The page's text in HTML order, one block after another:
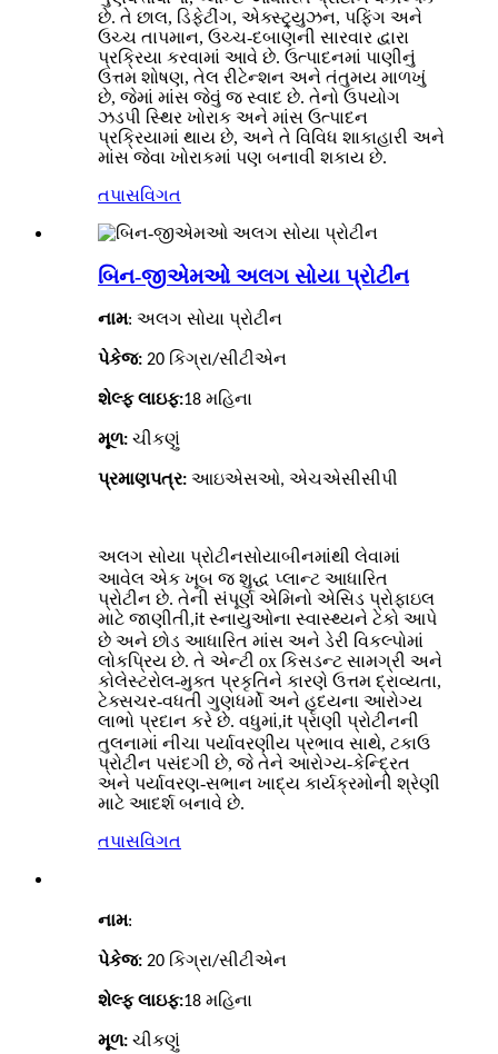
છે. તે છાલ, ડિફેટીંગ, એક્સ્ટ્ર્યુઝન, પફિંગ અને
ઉચ્ચ તાપમાન, ઉચ્ચ-દબાણની સારવાર દ્વારા
પ્રક્રિયા કરવામાં આવે છે. ઉત્પાદનમાં પાણીનું
ઉત્તમ શોષણ, તેલ રીટેન્શન અને તંતુમય માળખું
છે, જેમાં માંસ જેવું જ સ્વાદ છે. તેનો ઉપયોગ
ઝડપી સ્થિર ખોરાક અને માંસ ઉત્પાદન
પ્રક્રિયામાં થાય છે, અને તે વિવિધ શાકાહારી અને
માંસ જેવા ખોરાકમાં પણ બનાવી શકાય છે.
તપાસવિગત
બિન-જીએમઓ અલગ સોયા પ્રોટીન
નામ: અલગ સોયા પ્રોટીન
પેકેજ: 20 કિગ્રા/સીટીએન
શેલ્ફ લાઇફ:18 મહિના
મૂળ: ચીકણું
પ્રમાણપત્ર: આઇએસઓ, એચએસીસીપી
અલગ સોયા પ્રોટીનસોયાબીનમાંથી લેવામાં
આવેલ એક ખૂબ જ શુદ્ધ પ્લાન્ટ આધારિત
પ્રોટીન છે. તેની સંપૂર્ણ એમિનો એસિડ પ્રોફાઇલ
માટે જાણીતી,it સ્નાયુઓના સ્વાસ્થ્યને ટેકો આપે
છે અને છોડ આધારિત માંસ અને ડેરી વિકલ્પોમાં
લોકપ્રિય છે. તે એન્ટી ox કિસડન્ટ સામગ્રી અને
કોલેસ્ટરોલ-મુક્ત પ્રકૃતિને કારણે ઉત્તમ દ્રાવ્યતા,
ટેક્સચર-વધતી ગુણધર્મો અને હૃદયના આરોગ્ય
લાભો પ્રદાન કરે છે. વધુમાં,it પ્રાણી પ્રોટીનની
તુલનામાં નીચા પર્યાવરણીય પ્રભાવ સાથે, ટકાઉ
પ્રોટીન પસંદગી છે, જે તેને આરોગ્ય-કેન્દ્રિત
અને પર્યાવરણ-સભાન ખાદ્ય કાર્યક્રમોની શ્રેણી
માટે આદર્શ બનાવે છે.
તપાસવિગત
નામ:
પેકેજ: 20 કિગ્રા/સીટીએન
શેલ્ફ લાઇફ:18 મહિના
મૂળ: ચીકણું